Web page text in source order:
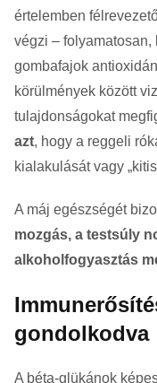
értelemben
végzi –
gombafajok
körülmények között
tulajdonságokat
azt, hogy a reggeli
kialakulását vagy
A máj egészségét
mozgás, a testsúly
alkoholfogyasztás
gondolkodva
A béta-glükánok